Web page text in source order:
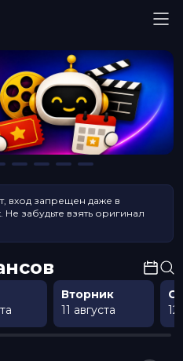
вход запрещен даже в
забудьте взять оригинал
Вторник
11 августа
12